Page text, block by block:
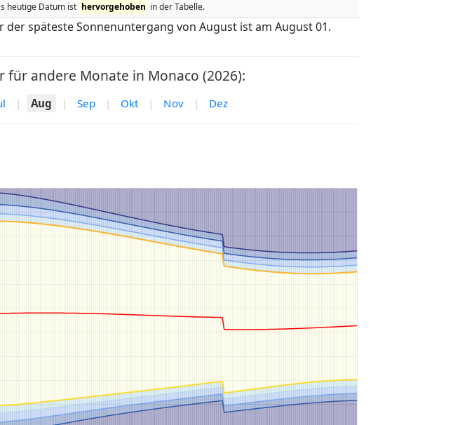
heutige Datum ist hervorgehoben in der Tabelle.
späteste Sonnenuntergang von August ist am August 01.
andere Monate in Monaco (2026):
| Aug | Sep | Okt | Nov | Dez